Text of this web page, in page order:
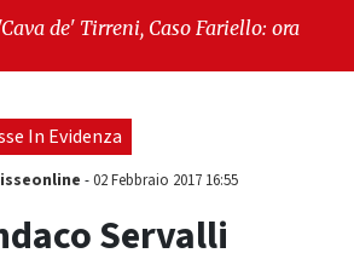
Tirreni, Caso Fariello: ora torniamo
In Evidenza
-02 Febbraio 2017 16:55
Servalli